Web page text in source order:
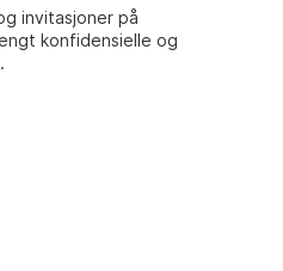
invitasjoner på
konfidensielle og